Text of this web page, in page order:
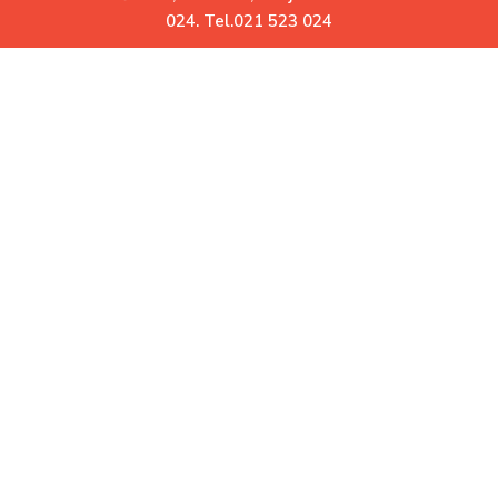
024. Tel.021 523 024
Uz Vas već više od 30 godina